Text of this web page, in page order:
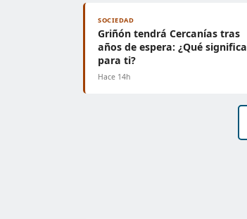
SOCIEDAD
Griñón tendrá Cercanías tras
años de espera: ¿Qué significa
para ti?
Hace 14h